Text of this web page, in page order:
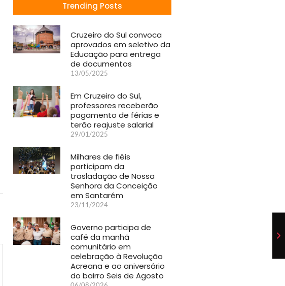
Trending Posts
Cruzeiro do Sul convoca
aprovados em seletivo da
Educação para entrega
de documentos
13/05/2025
Em Cruzeiro do Sul,
professores receberão
pagamento de férias e
terão reajuste salarial
29/01/2025
Milhares de fiéis
participam da
trasladação de Nossa
Senhora da Conceição
em Santarém
23/11/2024
Governo participa de
café da manhã
comunitário em
celebração à Revolução
Acreana e ao aniversário
do bairro Seis de Agosto